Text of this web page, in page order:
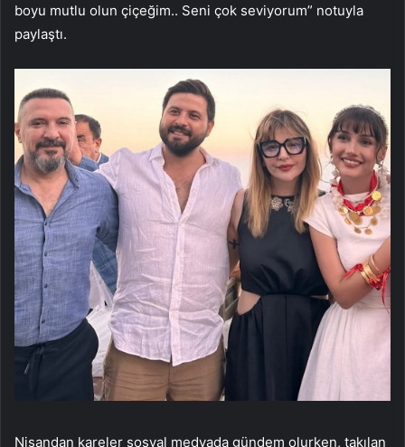
boyu mutlu olun çiçeğim.. Seni çok seviyorum” notuyla
paylaştı.
Nişandan kareler sosyal medyada gündem olurken, takılan